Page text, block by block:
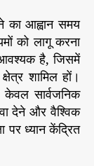
का आह्वान समय
को लागू करना
आवश्यक है, जिसमें
शामिल हों।
सार्वजनिक
देने और वैश्विक
पर ध्यान केंद्रित